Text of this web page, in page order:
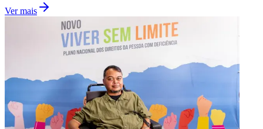
Comunicar erro nesta matéria
FanzineliteraturaBibliotecaCulturaCapaDestaque
Compartilhe esta notícia
WhatsApp Facebook
Opções